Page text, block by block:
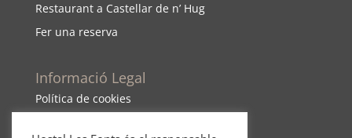
Restaurant a Castellar de n’ Hug
Fer una reserva
Informació Legal
Política de cookies